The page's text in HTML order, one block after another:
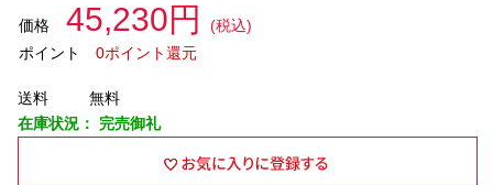
価格 45,230円
(税込)
ポイント
0ポイント還元
送料
無料
在庫状況： 完売御礼